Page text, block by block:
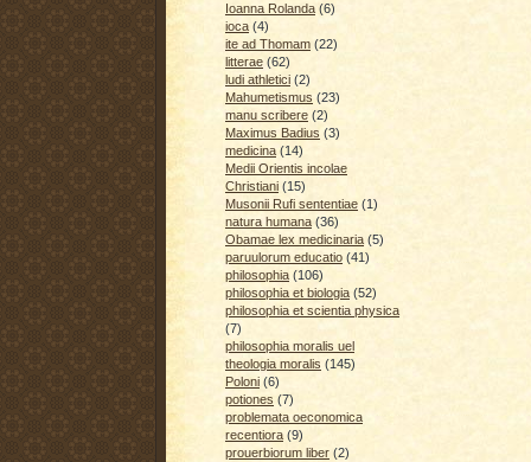
Ioanna Rolanda (6)
ioca (4)
ite ad Thomam (22)
litterae (62)
ludi athletici (2)
Mahumetismus (23)
manu scribere (2)
Maximus Badius (3)
medicina (14)
Medii Orientis incolae
Christiani (15)
Musonii Rufi sententiae (1)
natura humana (36)
Obamae lex medicinaria (5)
paruulorum educatio (41)
philosophia (106)
philosophia et biologia (52)
philosophia et scientia physica
(7)
philosophia moralis uel
theologia moralis (145)
Poloni (6)
potiones (7)
problemata oeconomica
recentiora (9)
prouerbiorum liber (2)